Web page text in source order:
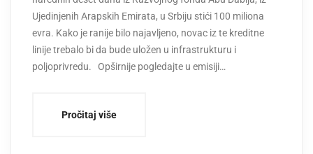
Ujedinjenih Arapskih Emirata, u Srbiju stići 100 miliona
evra. Kako je ranije bilo najavljeno, novac iz te kreditne
linije trebalo bi da bude uložen u infrastrukturu i
poljoprivredu. Opširnije pogledajte u emisiji…
Pročitaj više